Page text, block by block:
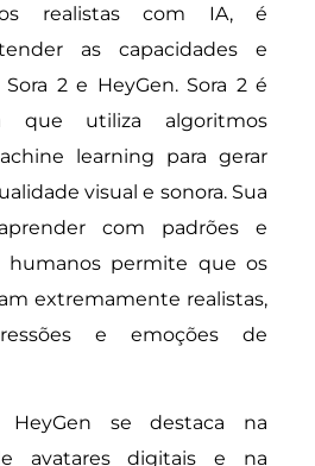
realistas com IA, é
as capacidades e
2 e HeyGen. Sora 2 é
que utiliza algoritmos
learning para gerar
visual e sonora. Sua
com padrões e
humanos permite que os
extremamente realistas,
e emoções de
se destaca na
avatares digitais e na